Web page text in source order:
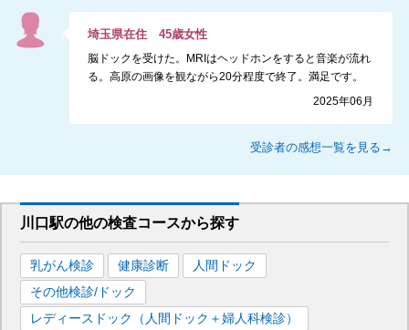
埼玉県在住45歳女性
脳ドックを受けた。MRIはヘッドホンをすると音楽が流れ
る。高原の画像を観ながら20分程度で終了。満足です。
2025年06月
受診者の感想一覧を見る→
川口駅の他の検査コースから探す
乳がん検診 健康診断
人間ドック
その他検診/ドック
レディースドック（人間ドック＋婦人科検診）